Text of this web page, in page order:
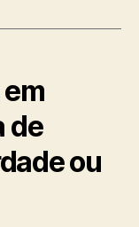
de
ou